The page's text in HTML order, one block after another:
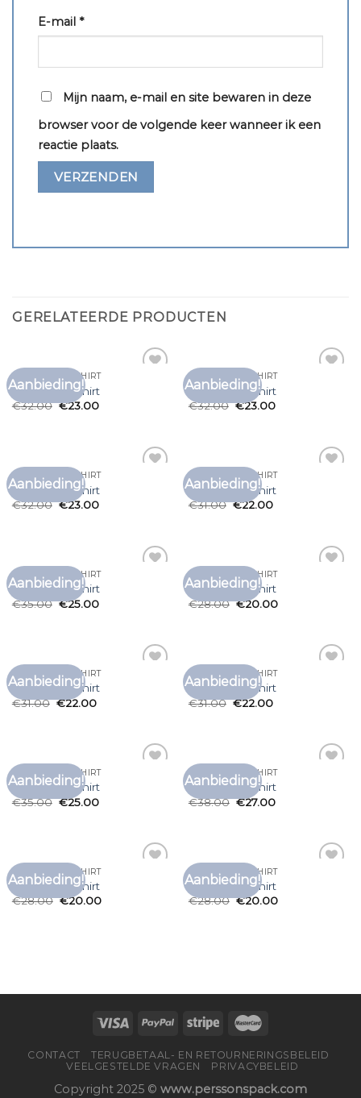
E-mail *
Mijn naam, e-mail en site bewaren in deze
browser voor de volgende keer wanneer ik een
reactie plaats.
GERELATEERDE PRODUCTEN
Aanbieding!
DSTREZZED T SHIRT
dstrezzed t shirt
€32.00 €23.00
Aanbieding!
DSTREZZED T SHIRT
dstrezzed t shirt
€32.00 €23.00
Aanbieding!
DSTREZZED T SHIRT
dstrezzed t shirt
€32.00 €23.00
Aanbieding!
DSTREZZED T SHIRT
dstrezzed t shirt
€31.00 €22.00
Aanbieding!
DSTREZZED T SHIRT
dstrezzed t shirt
€35.00 €25.00
Aanbieding!
DSTREZZED T SHIRT
dstrezzed t shirt
€28.00 €20.00
Aanbieding!
DSTREZZED T SHIRT
dstrezzed t shirt
€31.00 €22.00
Aanbieding!
DSTREZZED T SHIRT
dstrezzed t shirt
€31.00 €22.00
Aanbieding!
DSTREZZED T SHIRT
dstrezzed t shirt
€35.00 €25.00
Aanbieding!
DSTREZZED T SHIRT
dstrezzed t shirt
€38.00 €27.00
Aanbieding!
DSTREZZED T SHIRT
dstrezzed t shirt
€28.00 €20.00
Aanbieding!
DSTREZZED T SHIRT
dstrezzed t shirt
€28.00 €20.00
CONTACT
TERUGBETAAL- EN RETOURNERINGSBELEID
VEELGESTELDE VRAGEN
PRIVACYBELEID
Copyright 2025 © www.perssonspack.com